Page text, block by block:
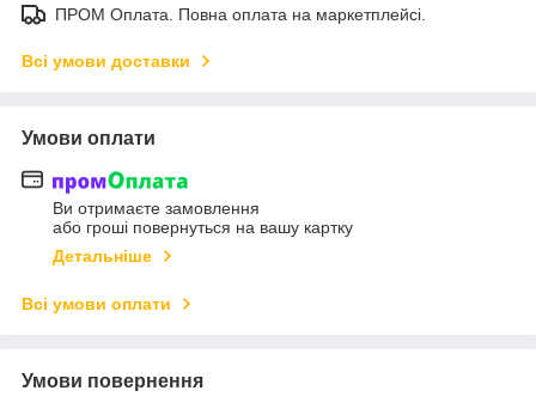
ПРОМ Оплата. Повна оплата на маркетплейсі.
Всі умови доставки
Умови оплати
Ви отримаєте замовлення
або гроші повернуться на вашу картку
Детальніше
Всі умови оплати
Умови повернення